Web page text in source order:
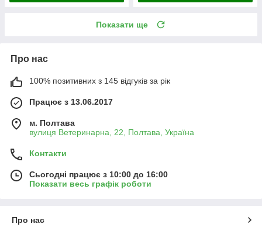
Показати ще
Про нас
100% позитивних з 145 відгуків за рік
Працює з 13.06.2017
м. Полтава
вулиця Ветеринарна, 22, Полтава, Україна
Контакти
Сьогодні працює з 10:00 до 16:00
Показати весь графік роботи
Про нас